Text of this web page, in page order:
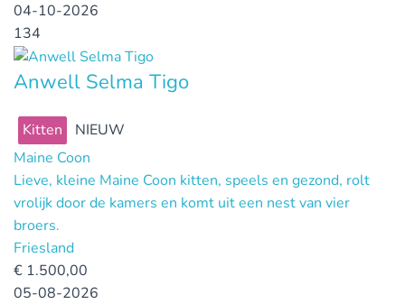
04-10-2026
134
Anwell Selma Tigo
Kitten
NIEUW
Maine Coon
Lieve, kleine Maine Coon kitten, speels en gezond, rolt
vrolijk door de kamers en komt uit een nest van vier
broers.
Friesland
€ 1.500,00
05-08-2026